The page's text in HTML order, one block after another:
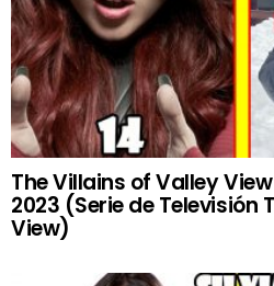
The Villains of Valley
2023 (Serie de Televisión
View)